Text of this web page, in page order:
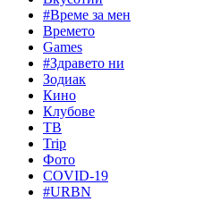
#Време за мен
Времето
Games
#Здравето ни
Зодиак
Кино
Клубове
ТВ
Trip
Фото
COVID-19
#URBN